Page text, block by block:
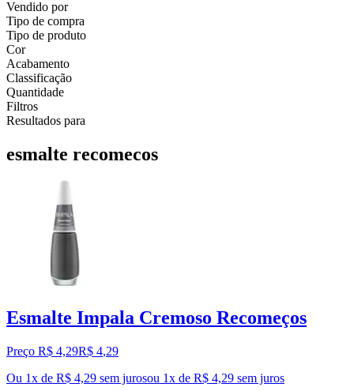
Vendido por
Tipo de compra
Tipo de produto
Cor
Acabamento
Classificação
Quantidade
Filtros
Resultados para
esmalte recomecos
Esmalte Impala Cremoso Recomeços
Preço R$ 4,29R$ 4,29
Ou 1x de R$ 4,29 sem jurosou 1x de R$ 4,29 sem juros